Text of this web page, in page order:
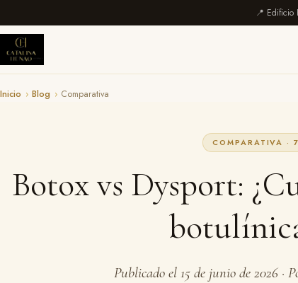
📍 Edificio
Inicio › Blog › Comparativa
COMPARATIVA ·
Botox vs Dysport:
Publicado el 15 de junio de 2026